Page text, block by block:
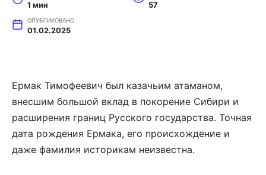
1 мин 57
ОПУБЛИКОВАНО
01.02.2025
Ермак Тимофеевич был казачьим атаманом,
внесшим большой вклад в покорение Сибири и
расширения границ Русского государства. Точная
дата рождения Ермака, его происхождение и
даже фамилия историкам неизвестна.